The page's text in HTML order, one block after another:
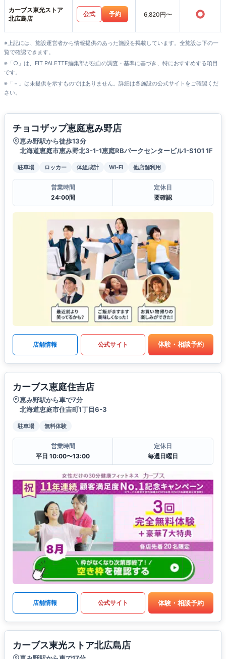
カーブス東光ストア
北広島店
公式 予約 6,820円〜 ○
※上記には、施設運営者から情報提供のあった施設を掲載しています。全施設は下の一
覧で確認できます。
※「○」は、FIT PALETTE編集部が独自の調査・基準に基づき、特におすすめする項目
です。
※「－」は未提供を示すものではありません。詳細は各施設の公式サイトをご確認くだ
さい。
チョコザップ恵庭恵み野店
恵み野駅から徒歩13分
北海道恵庭市恵み野北3-1-1恵庭RBパークセンタービル1-S101 1F
駐車場 ロッカー 体組成計 Wi-Fi 他店舗利用
営業時間
24:00間
定休日
要確認
店舗情報 公式サイト 体験・相談予約
カーブス恵庭住吉店
恵み野駅から車で7分
北海道恵庭市住吉町1丁目6-3
駐車場 無料体験
営業時間
平日 10:00〜13:00
定休日
毎週日曜日
店舗情報 公式サイト 体験・相談予約
カーブス東光ストア北広島店